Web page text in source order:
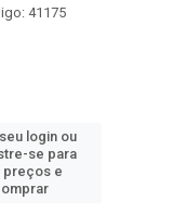
41175
login ou
se para
preços e